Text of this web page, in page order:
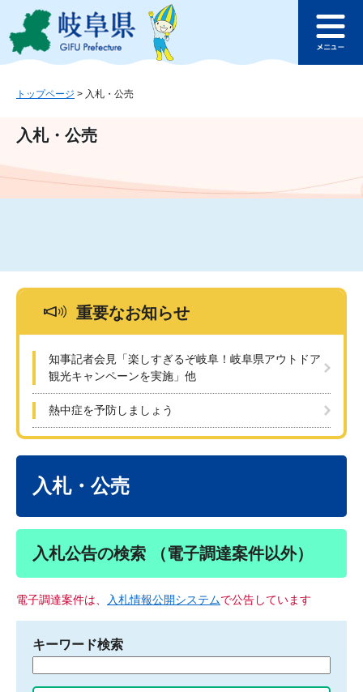
ジ
ュ
文
このページの本文へ
ュ
トップページ > 入札・公売
入札・公売
重要なお知らせ
知事記者会見「楽しすぎるぞ岐阜！岐阜県アウトドア
観光キャンペーンを実施」他
熱中症を予防しましょう
入札・公売
入札公告の検索 （電子調達案件以外）
電子調達案件は、 入札情報公開システムで公告しています
キーワード検索